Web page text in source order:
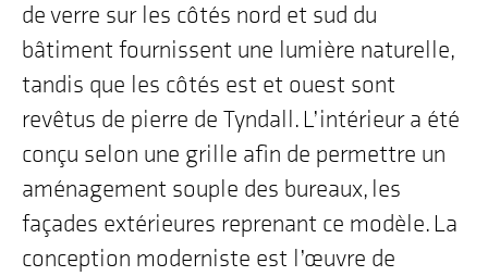
de verre sur les côtés nord et sud du
bâtiment fournissent une lumière naturelle,
tandis que les côtés est et ouest sont
revêtus de pierre de Tyndall. L’intérieur a été
conçu selon une grille afin de permettre un
aménagement souple des bureaux, les
façades extérieures reprenant ce modèle. La
conception moderniste est l’œuvre de